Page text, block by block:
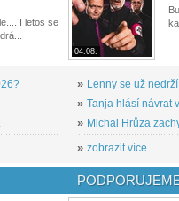
I letos se
04.08.
» Lenny se už
» Tanja hlásí návrat
» Michal Hrůza
» zobrazit více...